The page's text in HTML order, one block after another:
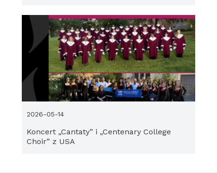
Koncert „Cantaty” i „Centenary College
Choir” z USA
2026-05-14